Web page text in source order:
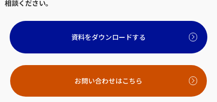
相談ください。
資料をダウンロードする
お問い合わせはこちら